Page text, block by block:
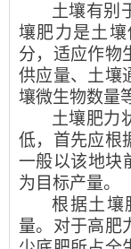
土壤有别
壤肥力是土
分，适应作物
供应量、土壤
壤微生物数量
土壤肥力
低，首先应根
一般以该地块
为目标产量。
根据土壤
量。对于高肥